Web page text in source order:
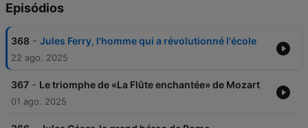
Episódios
368 - Jules Ferry, l'homme qui a révolutionné l'école
22 ago. 2025
367 - Le triomphe de «La Flûte enchantée» de Mozart
01 ago. 2025